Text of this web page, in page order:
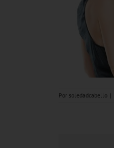
Por soledadcabello |